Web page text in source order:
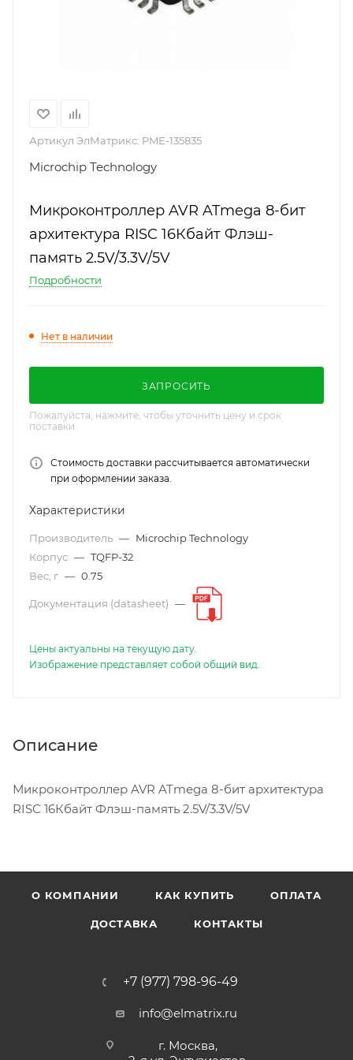
Артикул ЭлМатрикс: PME-135835
Microchip Technology
Микроконтроллер AVR ATmega 8-бит
архитектура RISC 16Кбайт Флэш-
память 2.5V/3.3V/5V
Подробности
Нет в наличии
ЗАПРОСИТЬ
Пожалуйста, нажмите, чтобы уточнить цену и срок
поставки
Стоимость доставки рассчитывается автоматически
при оформлении заказа.
Характеристики
Производитель — Microchip Technology
Корпус — TQFP-32
Вес, г — 0.75
Документация (datasheet) —
Цены актуальны на текущую дату.
Изображение представляет собой общий вид.
Описание
Микроконтроллер AVR ATmega 8-бит архитектура
RISC 16Кбайт Флэш-память 2.5V/3.3V/5V
О КОМПАНИИ КАК КУПИТЬ ОПЛАТА
ДОСТАВКА КОНТАКТЫ
+7 (977) 798-96-49
info@elmatrix.ru
г. Москва,